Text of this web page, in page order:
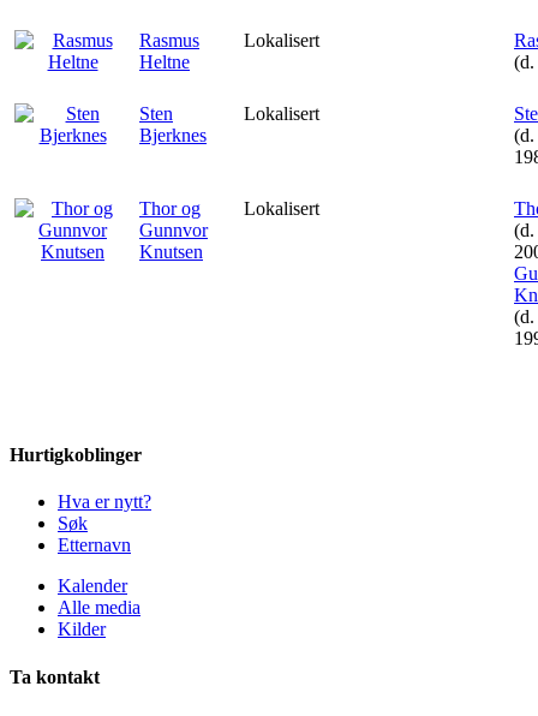
Rasmus
Heltne
Lokalisert
(d.
Sten
Bjerknes
Lokalisert
Thor og
Gunnvor
Knutsen
Lokalisert
(d.
Hurtigkoblinger
Hva er nytt?
Søk
Etternavn
Kalender
Alle media
Kilder
Ta kontakt